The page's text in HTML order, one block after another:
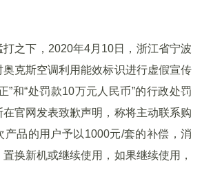
下，2020年4月10日，浙江省宁波
克斯空调利用能效标识进行虚假宣传
”和“处罚款10万元人民币”的行政处罚
官网发表致歉声明，称将主动联系购
产品的用户予以1000元/套的补偿，消
换新机或继续使用，如果继续使用，